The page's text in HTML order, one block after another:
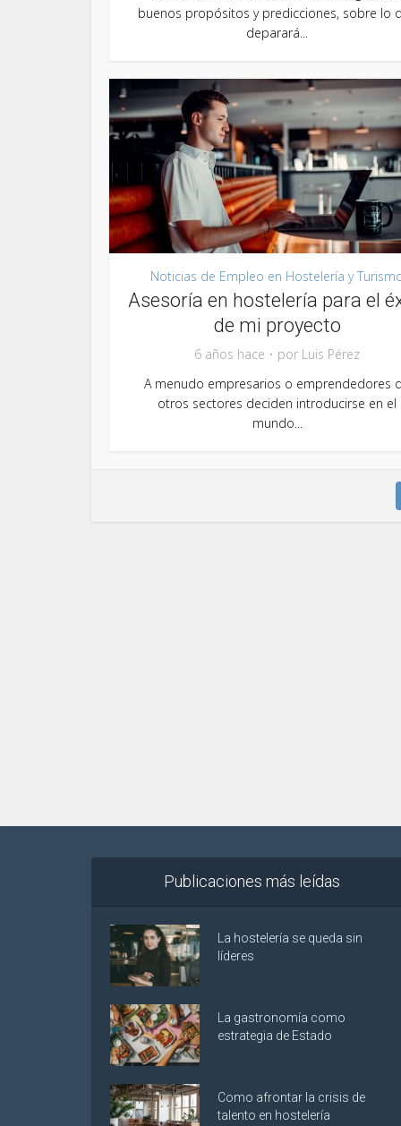
buenos propósitos y predicciones, sobre lo
deparará...
Noticias de Empleo en Hostelería y
Asesoría en hostelería para el
de mi proyecto
6 años hace por Luis Pérez
A menudo empresarios o emprendedores
otros sectores deciden introducirse en el
mundo...
Publicaciones más leídas
La hostelería se queda sin
líderes
La gastronomía como
estrategia de Estado
Como afrontar la crisis de
talento en hostelería